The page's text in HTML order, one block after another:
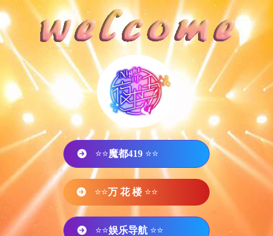
⭐⭐魔都419 ⭐⭐
⭐⭐万 花 楼 ⭐⭐
⭐⭐娱乐导航 ⭐⭐